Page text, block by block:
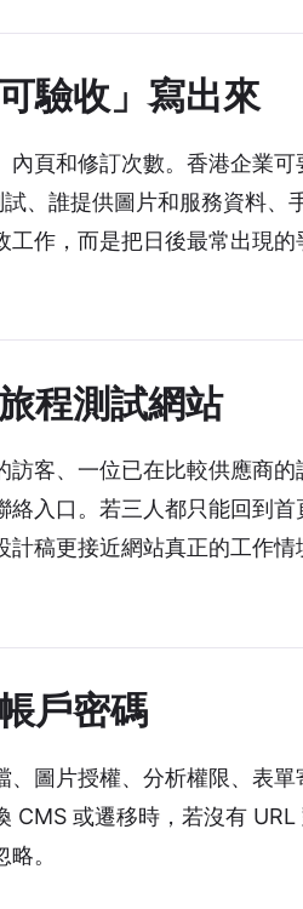
驗收」寫出來
內頁和修訂次數。香港企業
、誰提供圖片和服務資料、
作，而是把日後最常出現的
程測試網站
訪客、一位已在比較供應商
絡入口。若三人都只能回到
稿更接近網站真正的工作情
戶密碼
、圖片授權、分析權限、表
CMS 或遷移時，若沒有
。